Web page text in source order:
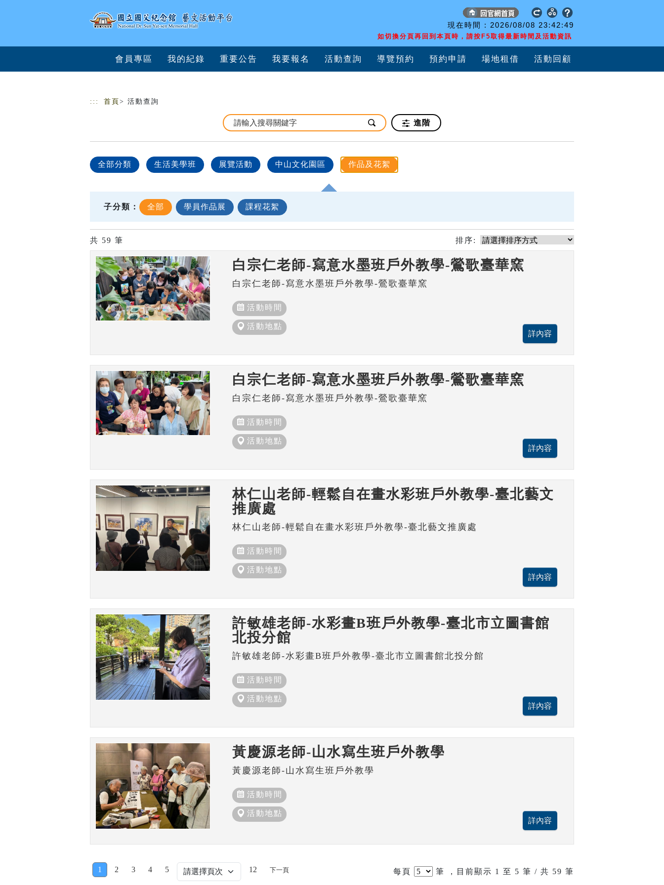
現在時間 : 2026/08/08 23:42:50
如切換分頁再回到本頁時，請按F5取得最新時間及活動資訊
會員專區 我的紀錄 重要公告 我要報名 活動查詢 導覽預約 預約申請 場地租借 活動回顧
::: 首頁 > 活動查詢
進階
全部分類 生活美學班 展覽活動 中山文化園區 作品及花絮
子分類： 全部 學員作品展 課程花絮
共 59 筆 排序:
白宗仁老師-寫意水墨班戶外教學-鶯歌臺華窯
白宗仁老師-寫意水墨班戶外教學-鶯歌臺華窯
活動時間
活動地點
白宗仁老師-寫意水墨班戶外教學-鶯歌臺華窯
白宗仁老師-寫意水墨班戶外教學-鶯歌臺華窯
活動時間
活動地點
林仁山老師-輕鬆自在畫水彩班戶外教學-臺北藝文
推廣處
林仁山老師-輕鬆自在畫水彩班戶外教學-臺北藝文推廣處
活動時間
活動地點
許敏雄老師-水彩畫B班戶外教學-臺北市立圖書館
北投分館
許敏雄老師-水彩畫B班戶外教學-臺北市立圖書館北投分館
活動時間
活動地點
黃慶源老師-山水寫生班戶外教學
黃慶源老師-山水寫生班戶外教學
活動時間
活動地點
1 2 3 4 5 12 下一頁 每頁 筆 ，目前顯示 1 至 5 筆 / 共 59 筆